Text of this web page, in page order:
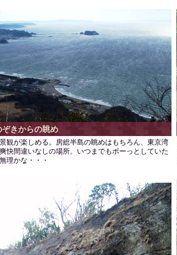
ぞきからの眺め
観が楽しめる。房総半島の眺めはもちろん、東京湾
快間違いなしの場所。いつまでもボーっとしていた
理かな・・・